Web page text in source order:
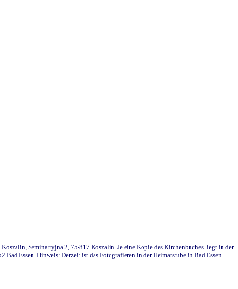
Seminarryjna 2, 75-817 Koszalin. Je eine Kopie des Kirchenbuches liegt in der
Essen. Hinweis: Derzeit ist das Fotografieren in der Heimatstube in Bad Essen